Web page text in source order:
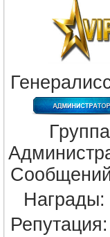
Награды:
Репутация: